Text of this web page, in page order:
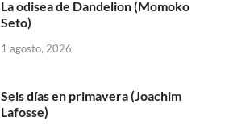
La odisea de Dandelion (Momoko
Seto)
1 agosto, 2026
Seis días en primavera (Joachim
Lafosse)